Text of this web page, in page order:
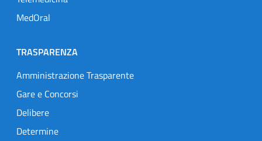
MedOral
TRASPARENZA
Amministrazione Trasparente
Gare e Concorsi
Delibere
Determine